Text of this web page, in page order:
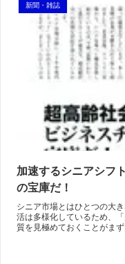
新聞・雑誌
加速するシニアシフ
の宝庫だ！
シニア市場とはひとつの大
活は多様化しているため、
質を見極めておくことがまず